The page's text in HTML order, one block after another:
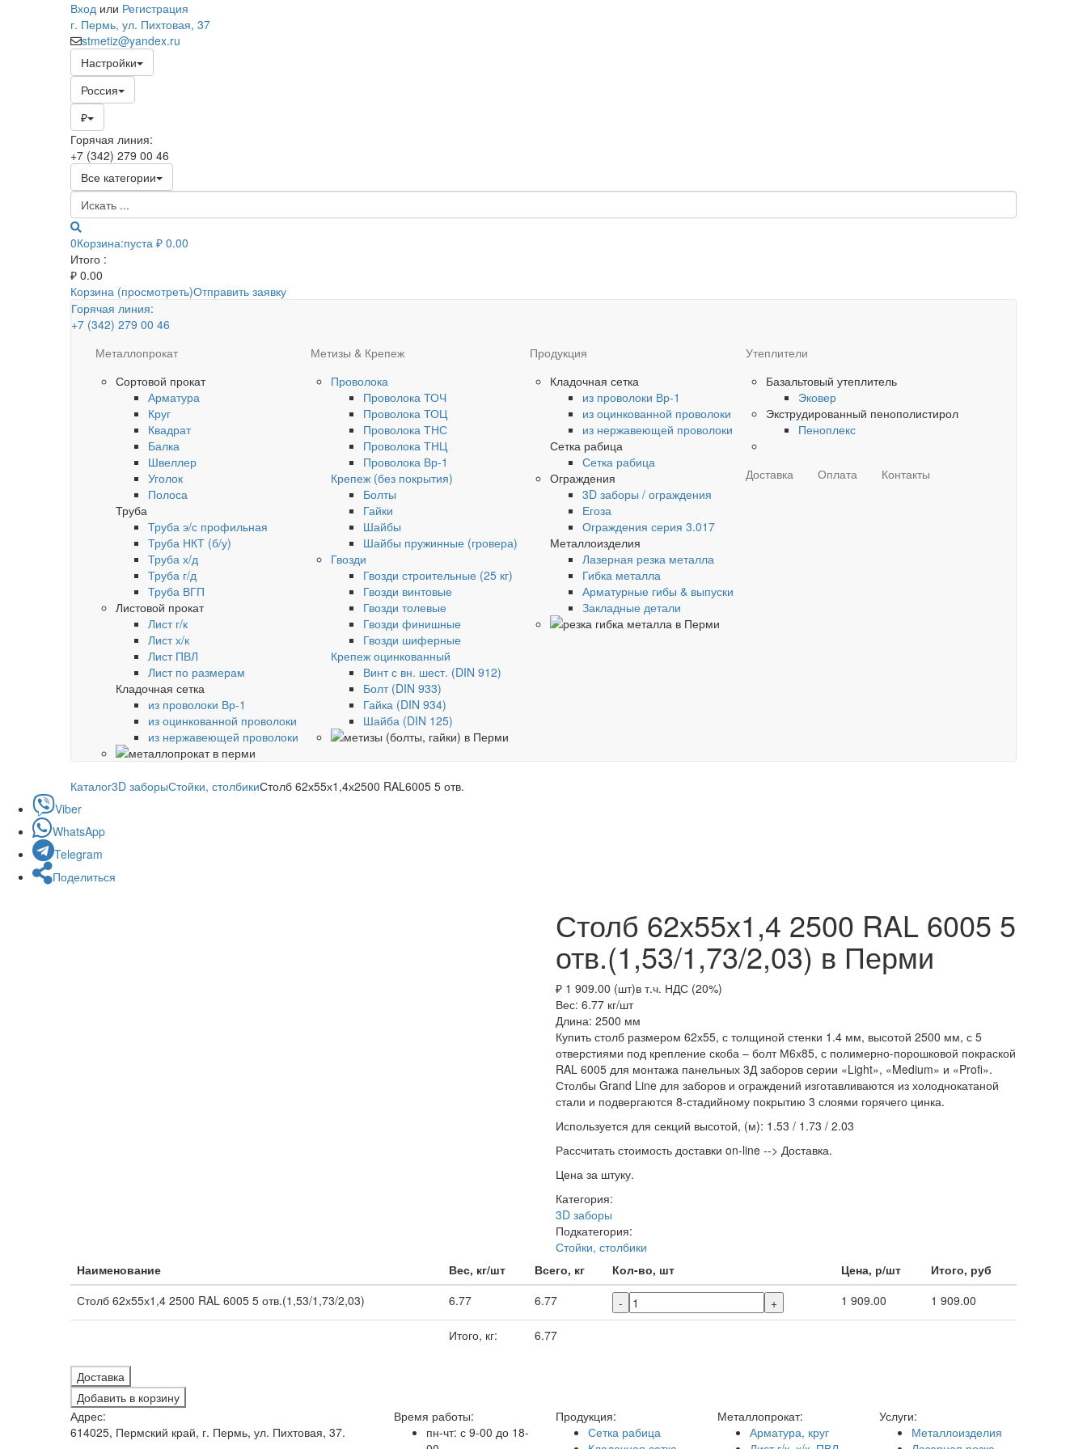
Вход или Регистрация
г. Пермь, ул. Пихтовая, 37
stmetiz@yandex.ru
Настройки
Россия
₽
Горячая линия:
+7 (342) 279 00 46
Все категории
0Корзина:пуста ₽ 0.00
Итого :
₽ 0.00
Корзина (просмотреть)Отправить заявку
Горячая линия:
+7 (342) 279 00 46
Металлопрокат
Сортовой прокат
Арматура
Круг
Квадрат
Балка
Швеллер
Уголок
Полоса
Труба
Труба э/с профильная
Труба НКТ (б/у)
Труба х/д
Труба г/д
Труба ВГП
Листовой прокат
Лист г/к
Лист х/к
Лист ПВЛ
Лист по размерам
Кладочная сетка
из проволоки Вр-1
из оцинкованной проволоки
из нержавеющей проволоки
Метизы & Крепеж
Проволока
Проволока ТОЧ
Проволока ТОЦ
Проволока ТНС
Проволока ТНЦ
Проволока Вр-1
Крепеж (без покрытия)
Болты
Гайки
Шайбы
Шайбы пружинные (гровера)
Гвозди
Гвозди строительные (25 кг)
Гвозди винтовые
Гвозди толевые
Гвозди финишные
Гвозди шиферные
Крепеж оцинкованный
Винт с вн. шест. (DIN 912)
Болт (DIN 933)
Гайка (DIN 934)
Шайба (DIN 125)
Продукция
Кладочная сетка
из проволоки Вр-1
из оцинкованной проволоки
из нержавеющей проволоки
Сетка рабица
Сетка рабица
Ограждения
3D заборы / ограждения
Егоза
Ограждения серия 3.017
Металлоизделия
Лазерная резка металла
Гибка металла
Арматурные гибы & выпуски
Закладные детали
Утеплители
Базальтовый утеплитель
Эковер
Экструдированный пенополистирол
Пеноплекс
Доставка Оплата Контакты
Каталог3D заборыСтойки, столбикиСтолб 62х55х1,4х2500 RAL6005 5 отв.
Viber
WhatsApp
Telegram
Поделиться
Столб 62х55х1,4 2500 RAL 6005 5
отв.(1,53/1,73/2,03) в Перми
₽ 1 909.00 (шт)в т.ч. НДС (20%)
Вес: 6.77 кг/шт
Длина: 2500 мм
Купить столб размером 62х55, с толщиной стенки 1.4 мм, высотой 2500 мм, с 5
отверстиями под крепление скоба – болт М6х85, с полимерно-порошковой покраской
RAL 6005 для монтажа панельных 3Д заборов серии «Light», «Medium» и «Profi».
Столбы Grand Line для заборов и ограждений изготавливаются из холоднокатаной
стали и подвергаются 8-стадийному покрытию 3 слоями горячего цинка.
Используется для секций высотой, (м): 1.53 / 1.73 / 2.03
Рассчитать стоимость доставки on-line --> Доставка.
Цена за штуку.
Категория:
3D заборы
Подкатегория:
Стойки, столбики
Наименование
Вес, кг/шт Всего, кг Кол-во, шт Цена, р/шт
Итого, руб
Столб 62х55х1,4 2500 RAL 6005 5 отв.(1,53/1,73/2,03)
6.77 6.77 - + 1 909.00 1 909.00
Итого, кг: 6.77
Доставка
Добавить в корзину
Адрес:
614025, Пермский край, г. Пермь, ул. Пихтовая, 37.
Время работы:
пн-чт: с 9-00 до 18-
Продукция:
Сетка рабица
Металлопрокат:
Арматура, круг
Услуги:
Металлоизделия